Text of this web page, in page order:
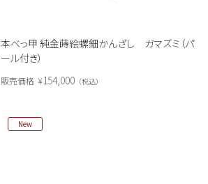
本べっ甲 純金蒔絵螺鈿かんざし ガマズミ（パ
ール付き）
販売価格 ¥154,000 税込
New